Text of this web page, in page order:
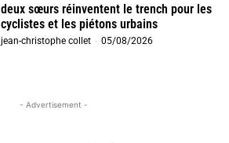
deux sœurs réinventent le trench pour les
cyclistes et les piétons urbains
jean-christophe collet - 05/08/2026
- Advertisement -